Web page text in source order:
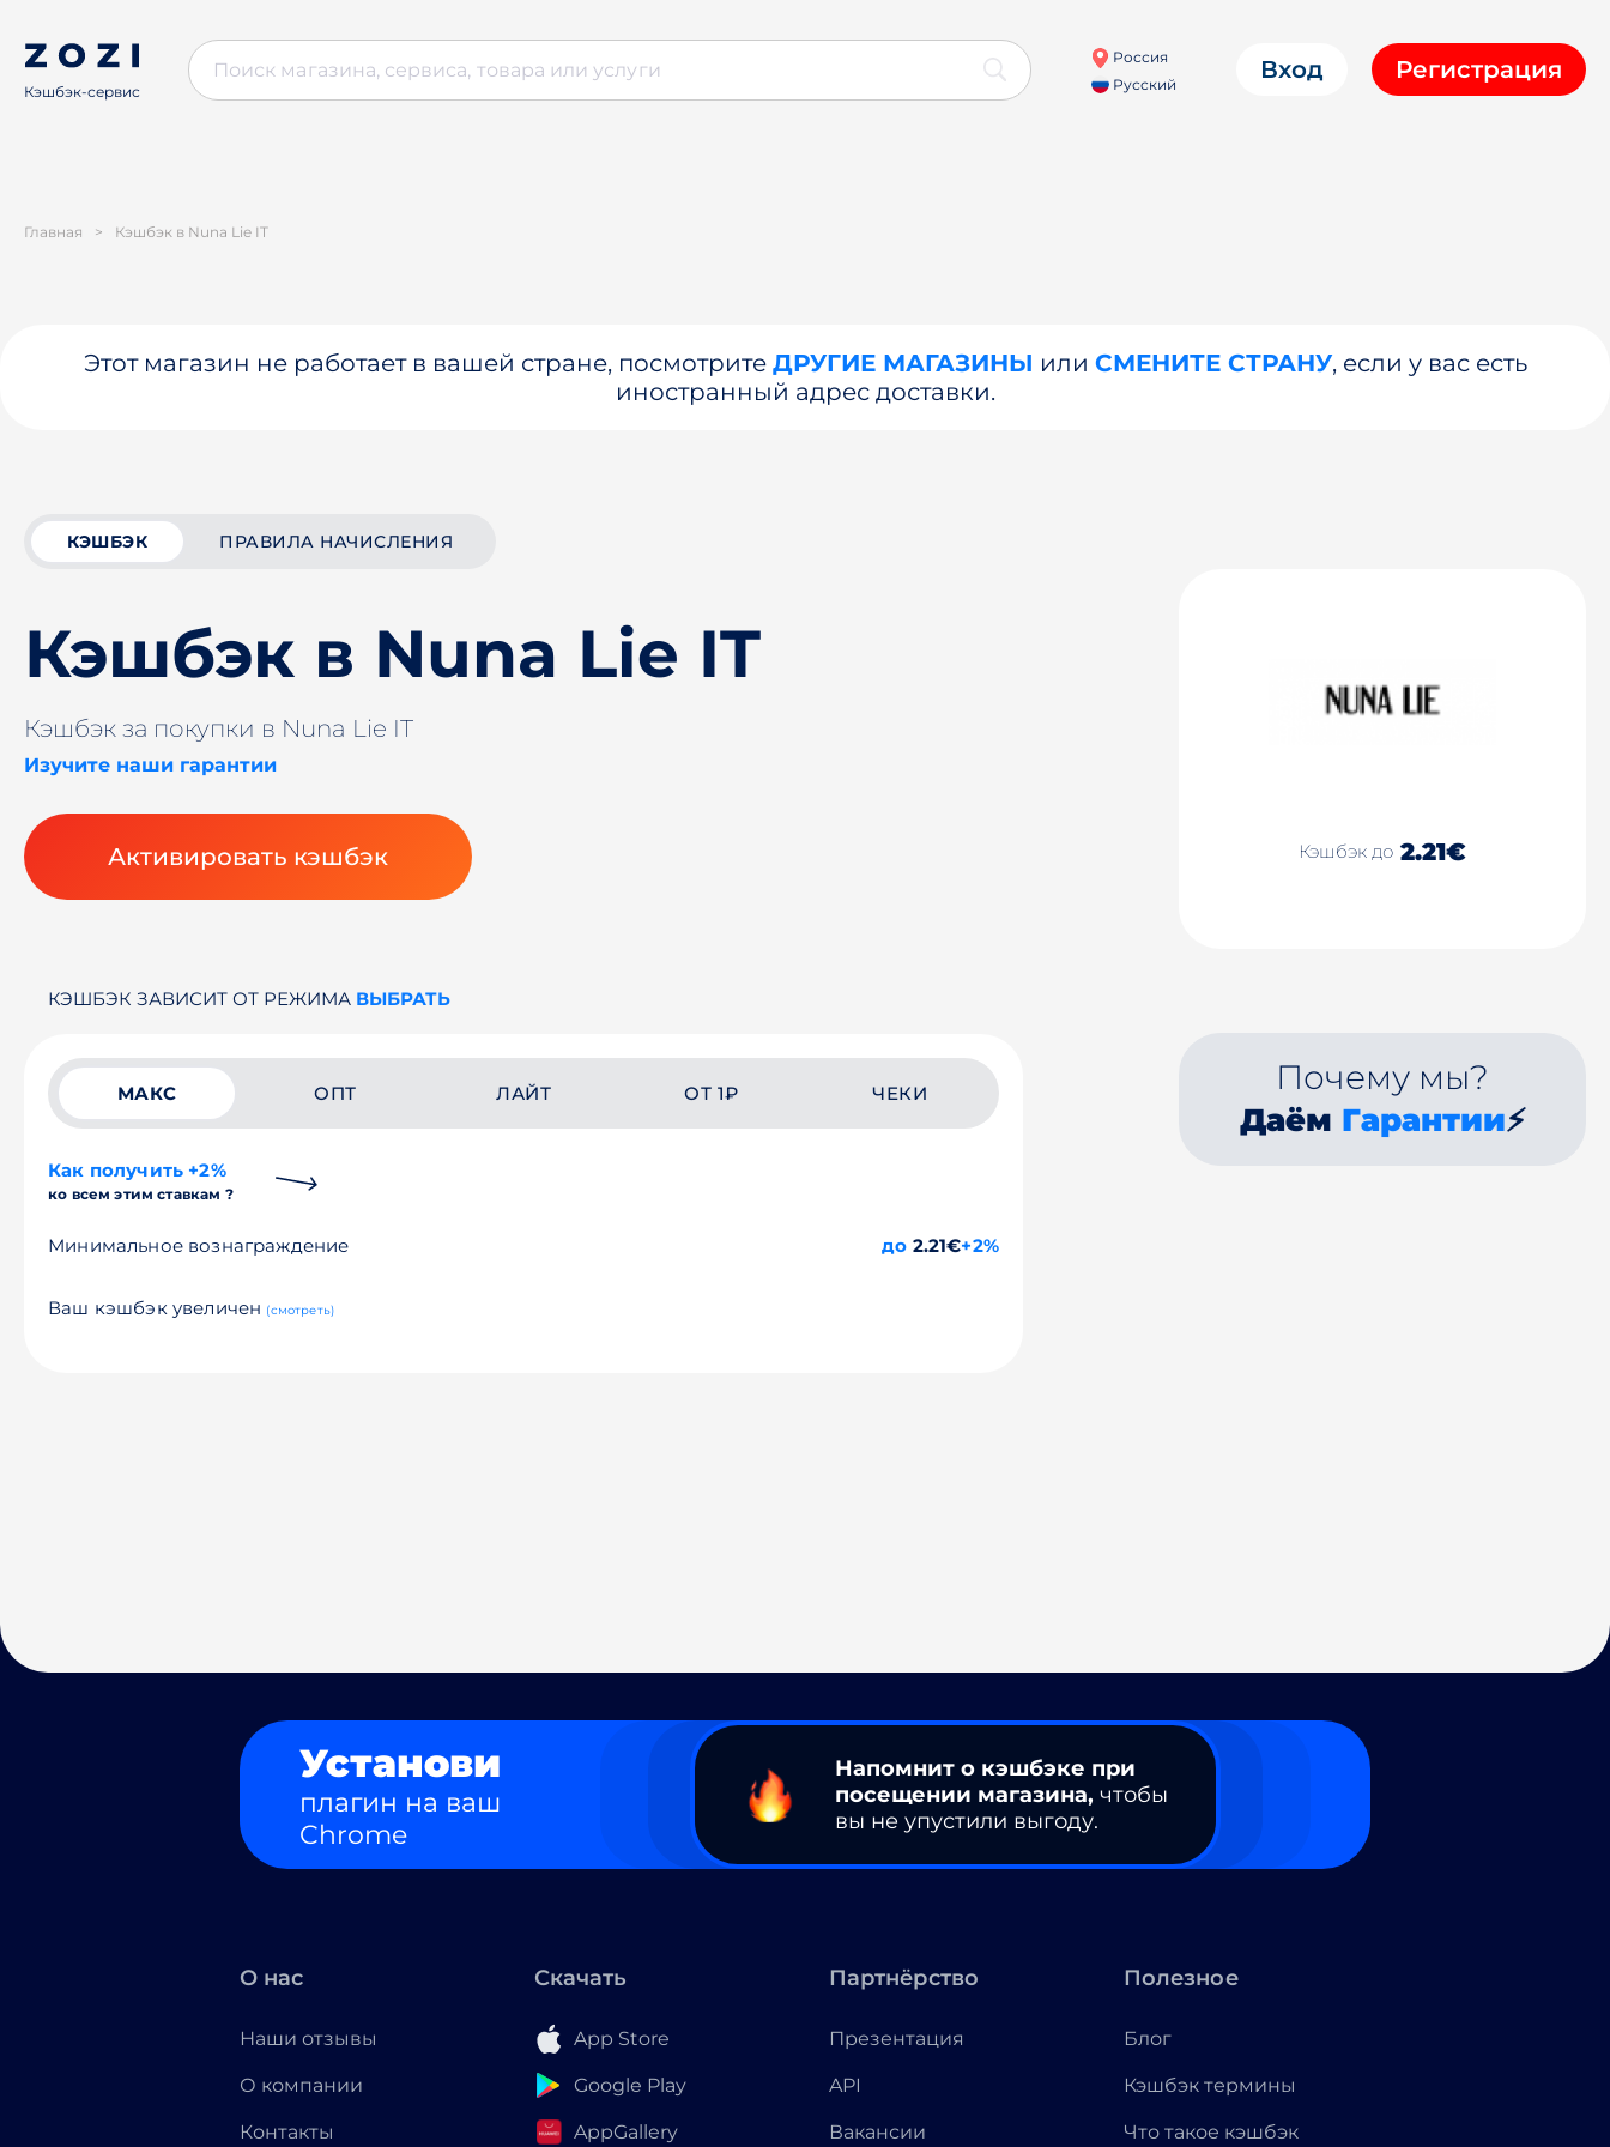
Кэшбэк-сервис
Россия
Русский
Вход Регистрация
Главная > Кэшбэк в Nuna Lie IT
Этот магазин не работает в вашей стране, посмотрите ДРУГИЕ МАГАЗИНЫ или СМЕНИТЕ СТРАНУ, если у вас есть
иностранный адрес доставки.
КЭШБЭК ПРАВИЛА НАЧИСЛЕНИЯ
Кэшбэк в Nuna Lie IT
Кэшбэк за покупки в Nuna Lie IT
Изучите наши гарантии
Активировать кэшбэк Кэшбэк до 2.21€
КЭШБЭК ЗАВИСИТ ОТ РЕЖИМА ВЫБРАТЬ
МАКС ОПТ ЛАЙТ ОТ 1₽ ЧЕКИ
Как получить +2%
ко всем этим ставкам ?
Минимальное вознаграждение до 2.21€+2%
Ваш кэшбэк увеличен (смотреть)
Почему мы?
Даём Гарантии⚡
Установи
плагин на ваш
Chrome
Напомнит о кэшбэке при
посещении магазина, чтобы
вы не упустили выгоду.
О нас
Наши отзывы
О компании
Контакты
Скачать
App Store
Google Play
AppGallery
Партнёрство
Презентация
API
Вакансии
Полезное
Блог
Кэшбэк термины
Что такое кэшбэк